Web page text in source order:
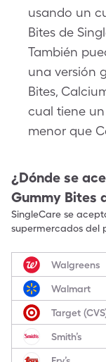
usando un
Bites de
También
una versión
Bites,
cual tiene
menor que
¿Dónde se
Gummy Bites
SingleCare se
supermercados del
Walgreens
Walmart
Target
Smith’s